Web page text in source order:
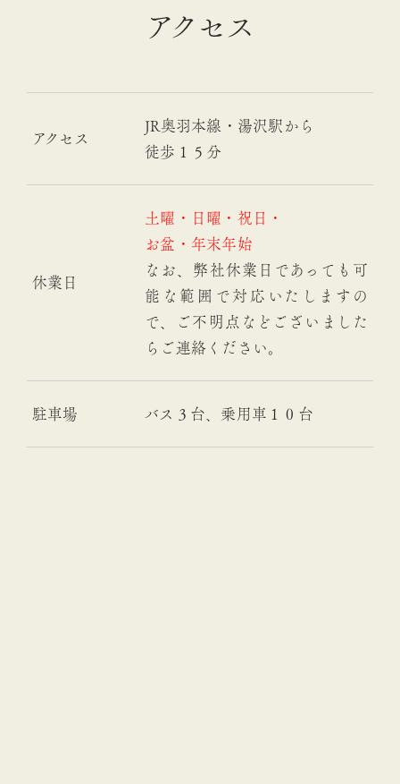
アクセス
アクセス
JR奥羽本線・湯沢駅から
徒歩１５分
休業日
土曜・日曜・祝日・
お盆・年末年始
なお、弊社休業日であっても可
能な範囲で対応いたしますの
で、ご不明点などございました
らご連絡ください。
駐車場 バス３台、乗用車１０台